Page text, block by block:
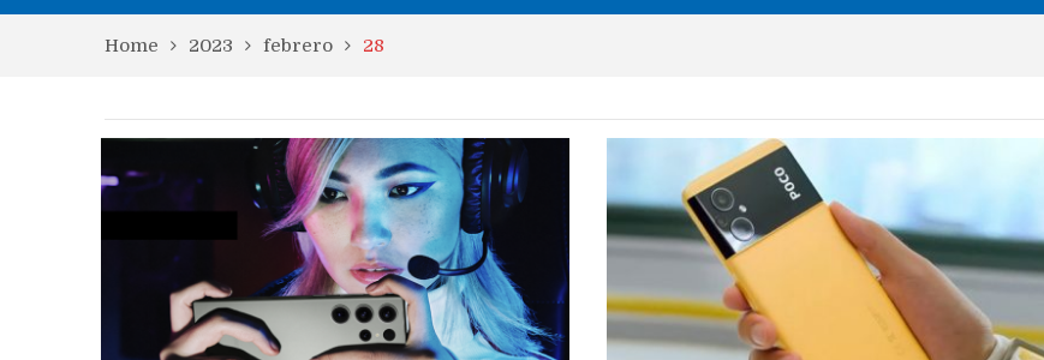
Home 2023 febrero 28